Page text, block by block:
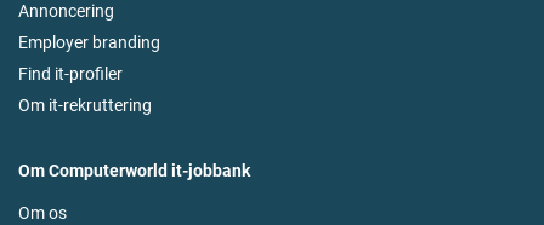
Annoncering
Employer branding
Find it-profiler
Om it-rekruttering
Om Computerworld it-jobbank
Om os